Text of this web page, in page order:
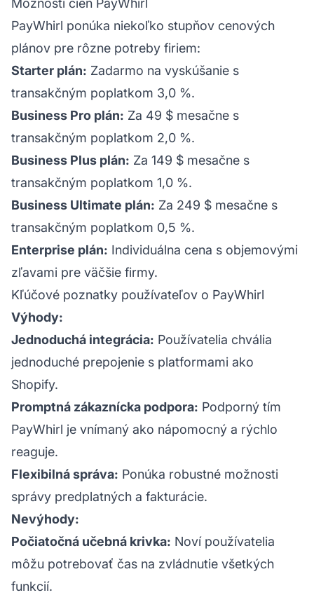
Možnosti cien PayWhirl
PayWhirl ponúka niekoľko stupňov cenových
plánov pre rôzne potreby firiem:
Starter plán: Zadarmo na vyskúšanie s
transakčným poplatkom 3,0 %.
Business Pro plán: Za 49 $ mesačne s
transakčným poplatkom 2,0 %.
Business Plus plán: Za 149 $ mesačne s
transakčným poplatkom 1,0 %.
Business Ultimate plán: Za 249 $ mesačne s
transakčným poplatkom 0,5 %.
Enterprise plán: Individuálna cena s objemovými
zľavami pre väčšie firmy.
Kľúčové poznatky používateľov o PayWhirl
Výhody:
Jednoduchá integrácia: Používatelia chvália
jednoduché prepojenie s platformami ako
Shopify.
Promptná zákaznícka podpora: Podporný tím
PayWhirl je vnímaný ako nápomocný a rýchlo
reaguje.
Flexibilná správa: Ponúka robustné možnosti
správy predplatných a fakturácie.
Nevýhody:
Počiatočná učebná krivka: Noví používatelia
môžu potrebovať čas na zvládnutie všetkých
funkcií.